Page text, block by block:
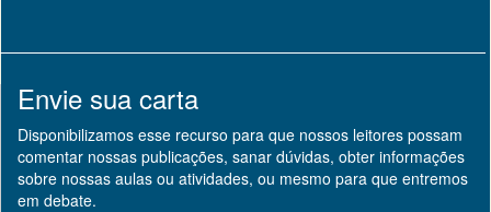
Envie sua carta
Disponibilizamos esse recurso para que nossos leitores possam
comentar nossas publicações, sanar dúvidas, obter informações
sobre nossas aulas ou atividades, ou mesmo para que entremos
em debate.